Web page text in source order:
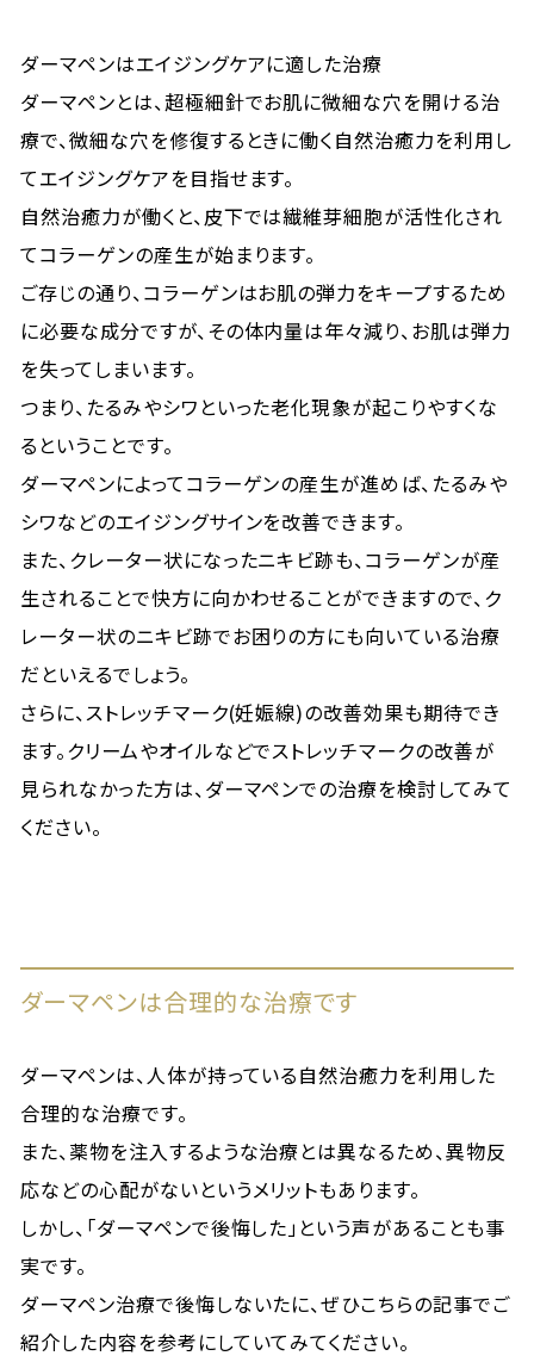
ダーマペンはエイジングケアに適した治療
ダーマペンとは、超極細針でお肌に微細な穴を開ける治
療で、微細な穴を修復するときに働く自然治癒力を利用し
てエイジングケアを目指せます。
自然治癒力が働くと、皮下では繊維芽細胞が活性化され
てコラーゲンの産生が始まります。
ご存じの通り、コラーゲンはお肌の弾力をキープするため
に必要な成分ですが、その体内量は年々減り、お肌は弾力
を失ってしまいます。
つまり、たるみやシワといった老化現象が起こりやすくな
るということです。
ダーマペンによってコラーゲンの産生が進めば、たるみや
シワなどのエイジングサインを改善できます。
また、クレーター状になったニキビ跡も、コラーゲンが産
生されることで快方に向かわせることができますので、ク
レーター状のニキビ跡でお困りの方にも向いている治療
だといえるでしょう。
さらに、ストレッチマーク(妊娠線)の改善効果も期待でき
ます。クリームやオイルなどでストレッチマークの改善が
見られなかった方は、ダーマペンでの治療を検討してみて
ください。
ダーマペンは合理的な治療です
ダーマペンは、人体が持っている自然治癒力を利用した
合理的な治療です。
また、薬物を注入するような治療とは異なるため、異物反
応などの心配がないというメリットもあります。
しかし、「ダーマペンで後悔した」という声があることも事
実です。
ダーマペン治療で後悔しないたに、ぜひこちらの記事でご
紹介した内容を参考にしていてみてください。